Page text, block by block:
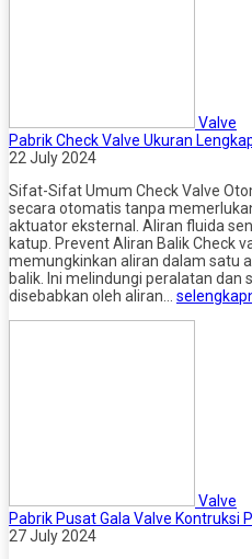
Valve
Pabrik Check Valve Ukuran
22 July 2024
Sifat-Sifat Umum Check Valve
secara otomatis tanpa
aktuator eksternal. Aliran fluida
katup. Prevent Aliran Balik Check
memungkinkan aliran dalam satu
balik. Ini melindungi peralatan
disebabkan oleh aliran…
Valve
Pabrik Pusat Gala Valve Kontruksi
27 July 2024